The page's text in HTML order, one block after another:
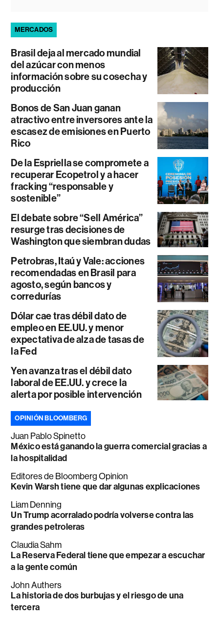
MERCADOS
Brasil deja al mercado mundial
del azúcar con menos
información sobre su cosecha y
producción
Bonos de San Juan ganan
atractivo entre inversores ante la
escasez de emisiones en Puerto
Rico
De la Espriella se compromete a
recuperar Ecopetrol y a hacer
fracking “responsable y
sostenible”
El debate sobre “Sell América”
resurge tras decisiones de
Washington que siembran dudas
Petrobras, Itaú y Vale: acciones
recomendadas en Brasil para
agosto, según bancos y
corredurías
Dólar cae tras débil dato de
empleo en EE.UU. y menor
expectativa de alza de tasas de
la Fed
Yen avanza tras el débil dato
laboral de EE.UU. y crece la
alerta por posible intervención
OPINIÓN BLOOMBERG
Juan Pablo Spinetto
México está ganando la guerra comercial gracias a
la hospitalidad
Editores de Bloomberg Opinion
Kevin Warsh tiene que dar algunas explicaciones
Liam Denning
Un Trump acorralado podría volverse contra las
grandes petroleras
Claudia Sahm
La Reserva Federal tiene que empezar a escuchar
a la gente común
John Authers
La historia de dos burbujas y el riesgo de una
tercera